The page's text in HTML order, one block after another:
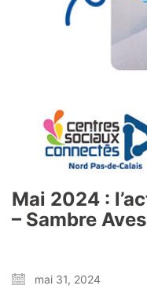
Mai 2024 :
– Sambre
mai 31, 2024